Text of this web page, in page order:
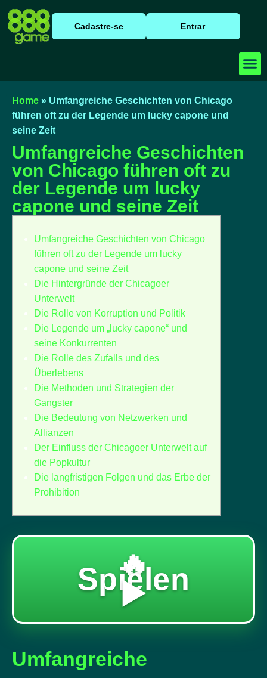
Cadastre-se Entrar
Home » Umfangreiche Geschichten von Chicago
führen oft zu der Legende um lucky capone und
seine Zeit
Umfangreiche Geschichten
von Chicago führen oft zu
der Legende um lucky
capone und seine Zeit
Umfangreiche Geschichten von Chicago
führen oft zu der Legende um lucky
capone und seine Zeit
Die Hintergründe der Chicagoer
Unterwelt
Die Rolle von Korruption und Politik
Die Legende um „lucky capone“ und
seine Konkurrenten
Die Rolle des Zufalls und des
Überlebens
Die Methoden und Strategien der
Gangster
Die Bedeutung von Netzwerken und
Allianzen
Der Einfluss der Chicagoer Unterwelt auf
die Popkultur
Die langfristigen Folgen und das Erbe der
Prohibition
🔥
Spielen
▶️
Umfangreiche